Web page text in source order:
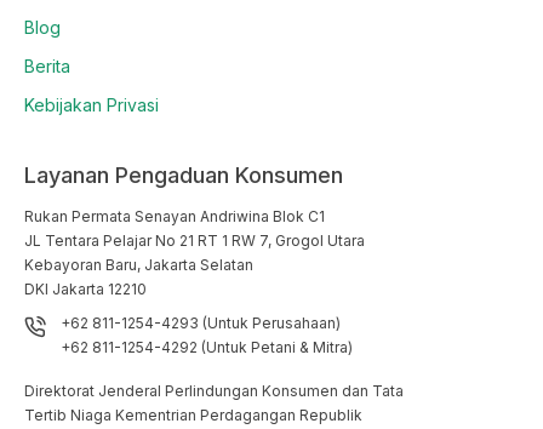
Blog
Berita
Kebijakan Privasi
Layanan Pengaduan Konsumen
Rukan Permata Senayan Andriwina Blok C1
JL Tentara Pelajar No 21 RT 1 RW 7, Grogol Utara
Kebayoran Baru, Jakarta Selatan
DKI Jakarta 12210
+62 811-1254-4293 (Untuk Perusahaan)
+62 811-1254-4292 (Untuk Petani & Mitra)
Direktorat Jenderal Perlindungan Konsumen dan Tata
Tertib Niaga Kementrian Perdagangan Republik